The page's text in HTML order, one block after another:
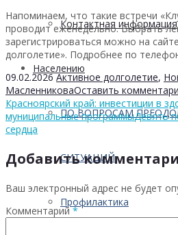
Контактная информация
Населению
ПО ВОПРОСАМ
СИТУАЦИЙ
Профилактика
Напоминаем, что такие встречи
проводит еженедельно. Выбрать
зарегистрироваться можно на
долголетие». Подробнее по
09.02.2026 Активное долголетие,
МасленниковаОставить
Красноярский край: инвестиции в
муниципальные программыДевять
сердца
Добавить
Ваш электронный адрес не будет
Комментарий*